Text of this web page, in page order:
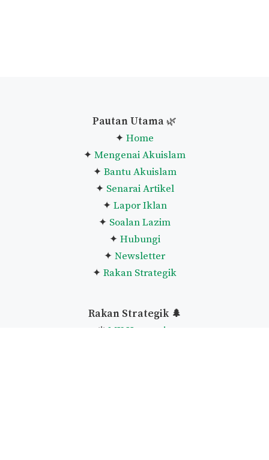
Pautan Utama 🌿
✦ Home
✦ Mengenai Akuislam
✦ Bantu Akuislam
✦ Senarai Artikel
✦ Lapor Iklan
✦ Soalan Lazim
✦ Hubungi
✦ Newsletter
✦ Rakan Strategik
Rakan Strategik 🌲
❈ MK Haramain